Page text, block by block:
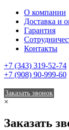
О компании
Доставка и
Гарантия
Контакты
+7 (343) 319-52-74
+7 (908) 90-999-60
Заказать звонок
×
Заказать